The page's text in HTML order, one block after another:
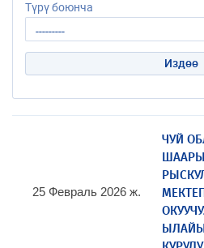
Түрү боюнча
Издөө
25 Февраль 2026 ж.
ЧУЙ